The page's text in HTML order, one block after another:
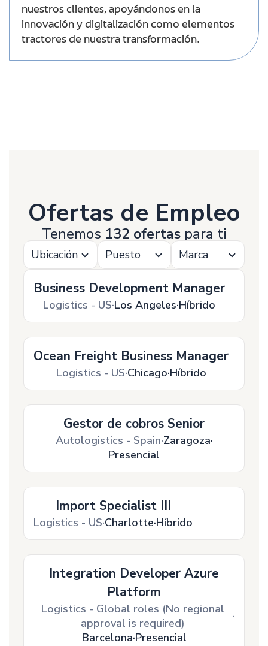
nuestros clientes, apoyándonos en la
innovación y digitalización como elementos
tractores de nuestra transformación.